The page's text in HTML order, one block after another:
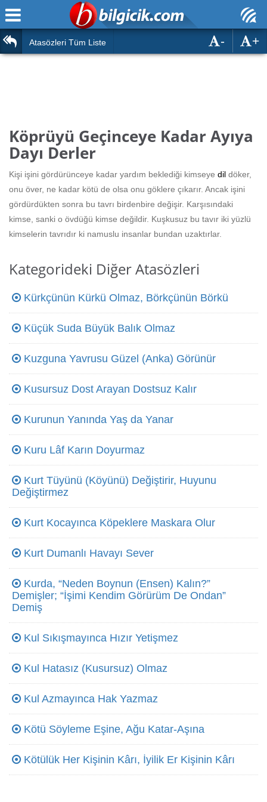
Ana Sayfa
Türk Tarihi & Kültürü
Eğitim
Diğer
Hızlı Okuma Testi
Hesaplamalar
Oyun
Eğitim Haberleri
Atasözleri Tüm Liste +
-
Köprüyü Geçinceye Kadar Ayıya
Dayı Derler
Kişi işini gördürünceye kadar yardım beklediği kimseye dil döker,
onu över, ne kadar kötü de olsa onu göklere çıkarır. Ancak işini
gördürdükten sonra bu tavrı birdenbire değişir. Karşısındaki
kimse, sanki o övdüğü kimse değildir. Kuşkusuz bu tavır iki yüzlü
kimselerin tavrıdır ki namuslu insanlar bundan uzaktırlar.
Kategorideki Diğer Atasözleri
Kürkçünün Kürkü Olmaz, Börkçünün Börkü
Küçük Suda Büyük Balık Olmaz
Kuzguna Yavrusu Güzel (Anka) Görünür
Kusursuz Dost Arayan Dostsuz Kalır
Kurunun Yanında Yaş da Yanar
Kuru Lâf Karın Doyurmaz
Kurt Tüyünü (Köyünü) Değiştirir, Huyunu
Değiştirmez
Kurt Kocayınca Köpeklere Maskara Olur
Kurt Dumanlı Havayı Sever
Kurda, “Neden Boynun (Ensen) Kalın?”
Demişler; “İşimi Kendim Görürüm De Ondan”
Demiş
Kul Sıkışmayınca Hızır Yetişmez
Kul Hatasız (Kusursuz) Olmaz
Kul Azmayınca Hak Yazmaz
Kötü Söyleme Eşine, Ağu Katar-Aşına
Kötülük Her Kişinin Kârı, İyilik Er Kişinin Kârı